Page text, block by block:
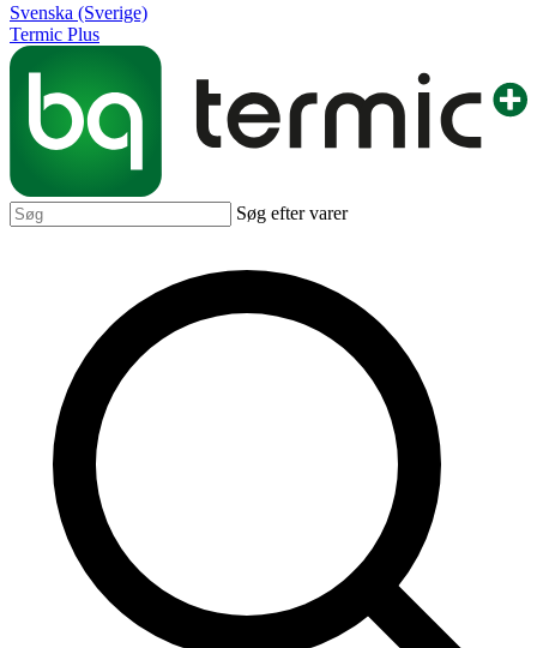
Svenska (Sverige)
Termic Plus
Søg efter varer